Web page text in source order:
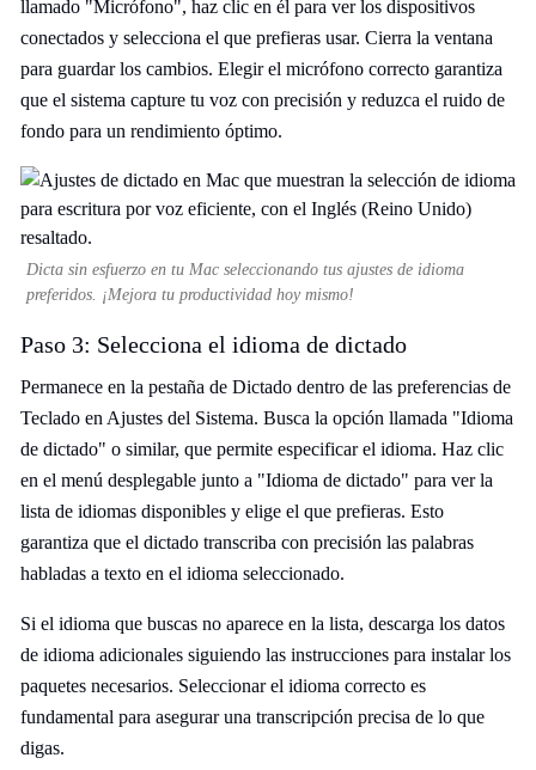
llamado "Micrófono", haz clic en él para ver los dispositivos
conectados y selecciona el que prefieras usar. Cierra la ventana
para guardar los cambios. Elegir el micrófono correcto garantiza
que el sistema capture tu voz con precisión y reduzca el ruido de
fondo para un rendimiento óptimo.
Dicta sin esfuerzo en tu Mac seleccionando tus ajustes de idioma
preferidos. ¡Mejora tu productividad hoy mismo!
Paso 3: Selecciona el idioma de dictado
Permanece en la pestaña de Dictado dentro de las preferencias de
Teclado en Ajustes del Sistema. Busca la opción llamada "Idioma
de dictado" o similar, que permite especificar el idioma. Haz clic
en el menú desplegable junto a "Idioma de dictado" para ver la
lista de idiomas disponibles y elige el que prefieras. Esto
garantiza que el dictado transcriba con precisión las palabras
habladas a texto en el idioma seleccionado.
Si el idioma que buscas no aparece en la lista, descarga los datos
de idioma adicionales siguiendo las instrucciones para instalar los
paquetes necesarios. Seleccionar el idioma correcto es
fundamental para asegurar una transcripción precisa de lo que
digas.